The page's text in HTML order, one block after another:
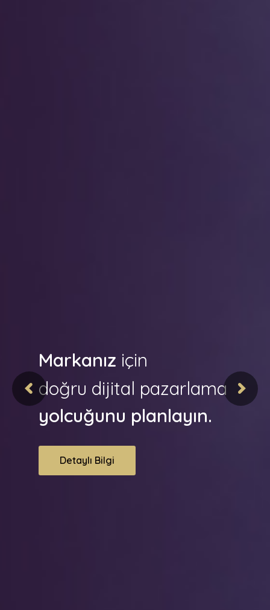
Markanız için
doğru dijital pazarlama
yolcuğunu planlayın.
Detaylı Bilgi